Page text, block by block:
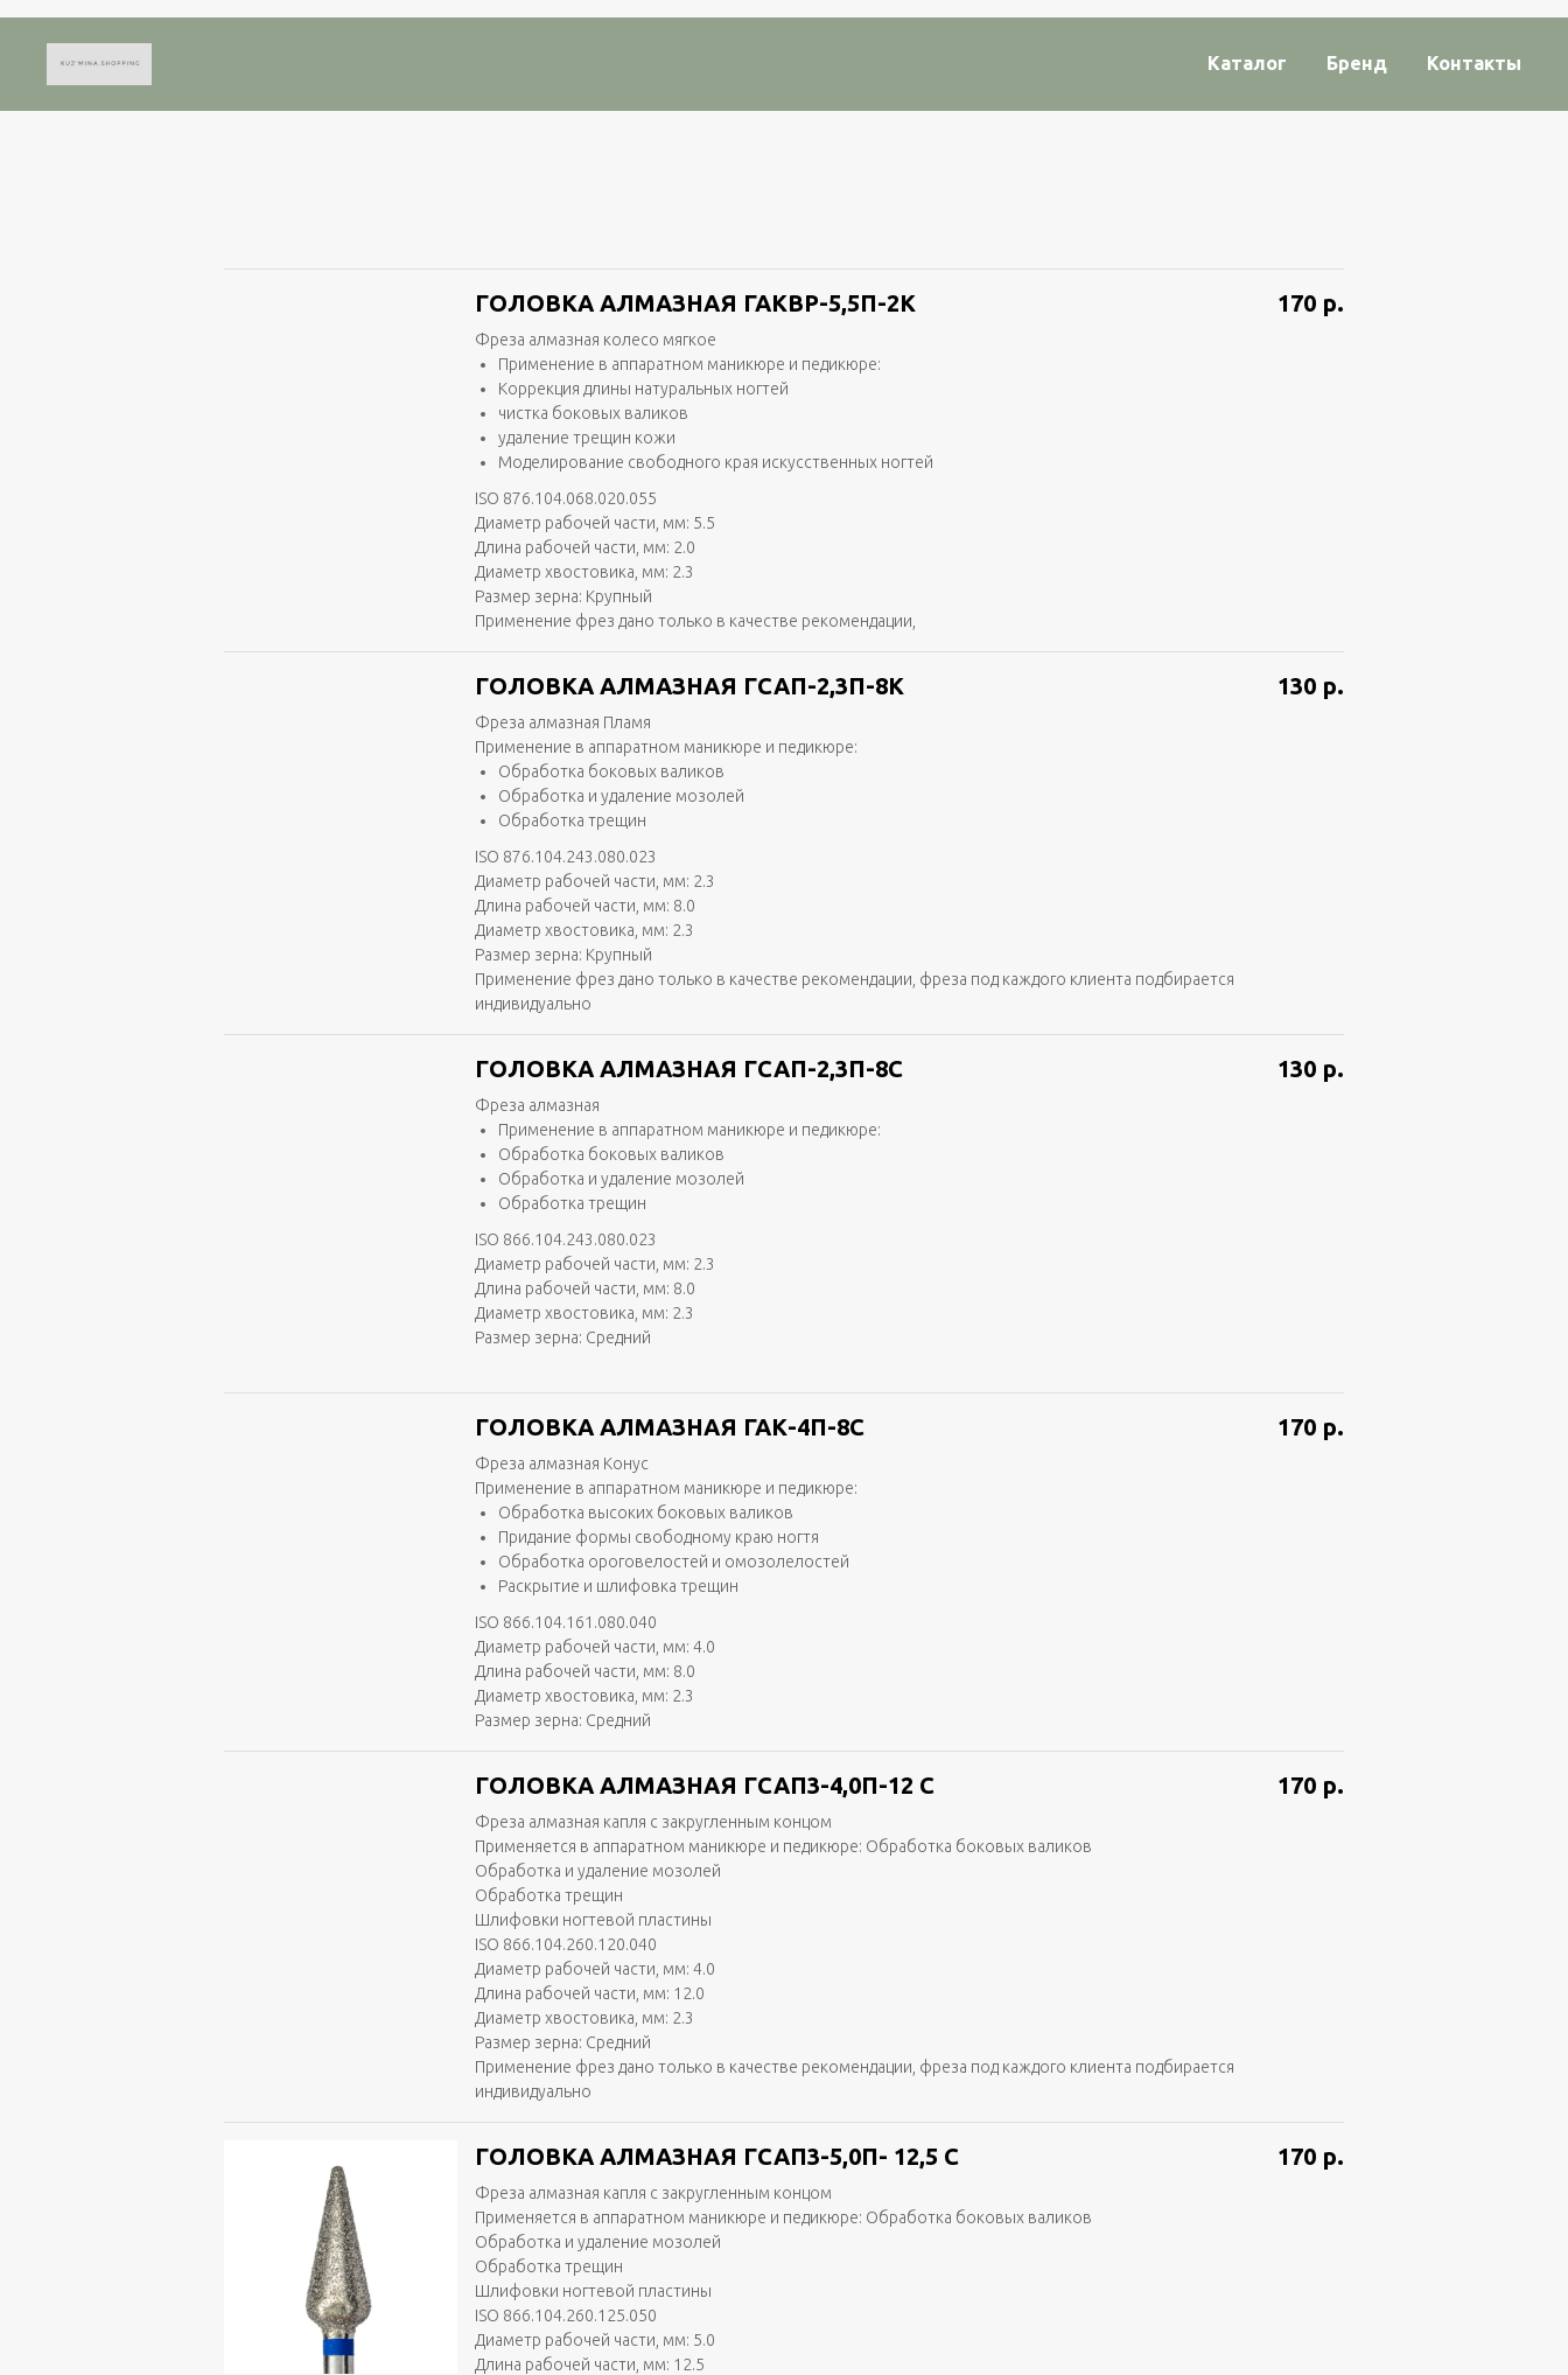
Каталог Бренд Контакты
ГОЛОВКА АЛМАЗНАЯ ГАКВР-5,5П-2K
Фреза алмазная колесо мягкое
Применение в аппаратном маникюре и педикюре:
Коррекция длины натуральных ногтей
чистка боковых валиков
удаление трещин кожи
Моделирование свободного края искусственных ногтей
ISO 876.104.068.020.055
Диаметр рабочей части, мм: 5.5
Длина рабочей части, мм: 2.0
Диаметр хвостовика, мм: 2.3
Размер зерна: Крупный
Применение фрез дано только в качестве рекомендации,
170 р.
ГОЛОВКА АЛМАЗНАЯ ГСАП-2,3П-8К
Фреза алмазная Пламя
Применение в аппаратном маникюре и педикюре:
Обработка боковых валиков
Обработка и удаление мозолей
Обработка трещин
ISO 876.104.243.080.023
Диаметр рабочей части, мм: 2.3
Длина рабочей части, мм: 8.0
Диаметр хвостовика, мм: 2.3
Размер зерна: Крупный
Применение фрез дано только в качестве рекомендации, фреза под каждого клиента подбирается
индивидуально
130 р.
ГОЛОВКА АЛМАЗНАЯ ГСАП-2,3П-8С
Фреза алмазная
Применение в аппаратном маникюре и педикюре:
Обработка боковых валиков
Обработка и удаление мозолей
Обработка трещин
ISO 866.104.243.080.023
Диаметр рабочей части, мм: 2.3
Длина рабочей части, мм: 8.0
Диаметр хвостовика, мм: 2.3
Размер зерна: Средний
130 р.
ГОЛОВКА АЛМАЗНАЯ ГАК-4П-8С
Фреза алмазная Конус
Применение в аппаратном маникюре и педикюре:
Обработка высоких боковых валиков
Придание формы свободному краю ногтя
Обработка ороговелостей и омозолелостей
Раскрытие и шлифовка трещин
ISO 866.104.161.080.040
Диаметр рабочей части, мм: 4.0
Длина рабочей части, мм: 8.0
Диаметр хвостовика, мм: 2.3
Размер зерна: Средний
170 р.
ГОЛОВКА АЛМАЗНАЯ ГСАП3-4,0П-12 С
Фреза алмазная капля с закругленным концом
Применяется в аппаратном маникюре и педикюре: Обработка боковых валиков
Обработка и удаление мозолей
Обработка трещин
Шлифовки ногтевой пластины
ISO 866.104.260.120.040
Диаметр рабочей части, мм: 4.0
Длина рабочей части, мм: 12.0
Диаметр хвостовика, мм: 2.3
Размер зерна: Средний
Применение фрез дано только в качестве рекомендации, фреза под каждого клиента подбирается
индивидуально
170 р.
ГОЛОВКА АЛМАЗНАЯ ГСАП3-5,0П- 12,5 С
Фреза алмазная капля с закругленным концом
Применяется в аппаратном маникюре и педикюре: Обработка боковых валиков
Обработка и удаление мозолей
Обработка трещин
Шлифовки ногтевой пластины
ISO 866.104.260.125.050
Диаметр рабочей части, мм: 5.0
Длина рабочей части, мм: 12.5
170 р.